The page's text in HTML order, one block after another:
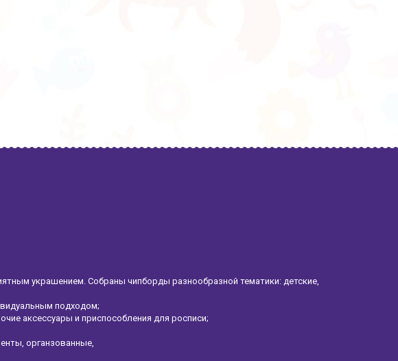
украшением. Собраны чипборды разнообразной тематики: детские,
подходом;
аксессуары и приспособления для росписи;
органзованные,